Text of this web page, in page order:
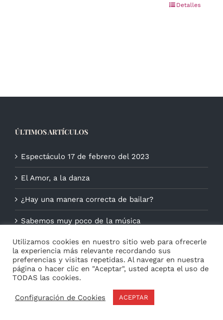
Detalles
ÚLTIMOS ARTÍCULOS
Espectáculo 17 de febrero del 2023
El Amor, a la danza
¿Hay una manera correcta de bailar?
Sabemos muy poco de la música
Utilizamos cookies en nuestro sitio web para ofrecerle
la experiencia más relevante recordando sus
preferencias y visitas repetidas. Al navegar en nuestra
página o hacer clic en "Aceptar", usted acepta el uso de
TODAS las cookies.
Configuración de Cookies ACEPTAR